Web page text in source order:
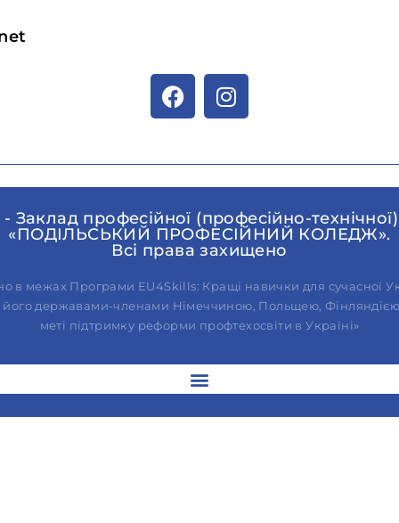
Заклад професійної (професійно-технічної)
«ПОДІЛЬСЬКИЙ ПРОФЕСІЙНИЙ КОЛЕДЖ».
Всі права захищено
в межах Програми EU4Skills: Кращі навички для сучасної
його державами-членами Німеччиною, Польщею,
меті підтримку реформи профтехосвіти в Україні»